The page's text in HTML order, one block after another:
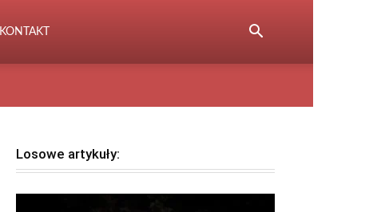
KONTAKT
Losowe artykuły: